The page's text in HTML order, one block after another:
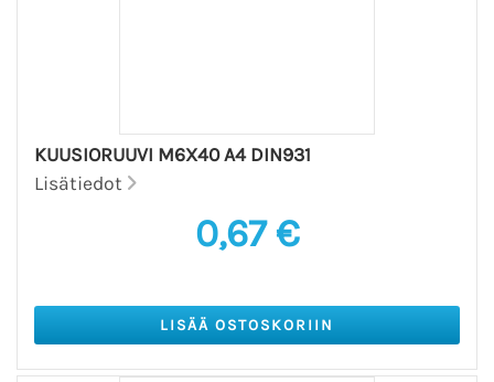
KUUSIORUUVI M6X40 A4 DIN931
Lisätiedot
0,67 €